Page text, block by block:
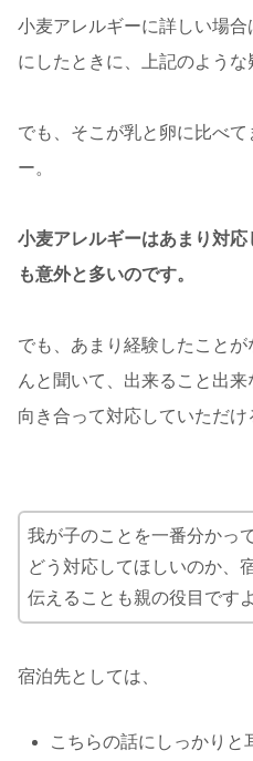
小麦アレルギーに詳しい場
にしたときに、上記のような
でも、そこが乳と卵に比べ
ー。
小麦アレルギーはあまり対
も意外と多いのです。
でも、あまり経験したこと
んと聞いて、出来ること出
向き合って対応していただけ
我が子のことを一番分かっ
どう対応してほしいのか、
伝えることも親の役目ですよ
宿泊先としては、
こちらの話にしっかりと